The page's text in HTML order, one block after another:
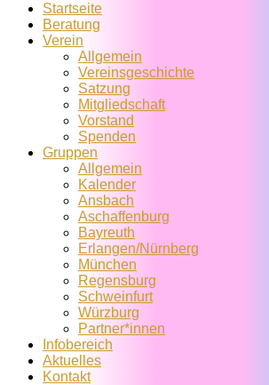
Startseite
Beratung
Verein
Allgemein
Vereins­geschichte
Satzung
Mitglied­schaft
Vorstand
Spenden
Gruppen
Allgemein
Kalender
Ansbach
Aschaffenburg
Bayreuth
Erlangen/Nürnberg
München
Regensburg
Schweinfurt
Würzburg
Partner*innen
Infobereich
Aktuelles
Kontakt